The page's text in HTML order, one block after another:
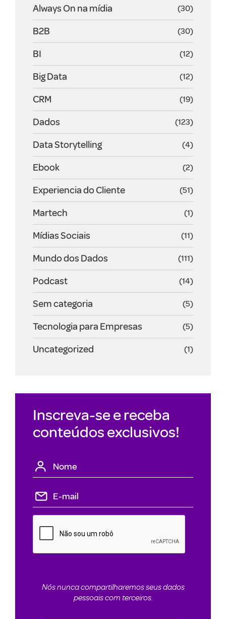
Always On na mídia (30)
B2B (30)
BI (12)
Big Data (12)
CRM (19)
Dados (123)
Data Storytelling (4)
Ebook (2)
Experiencia do Cliente (51)
Martech (1)
Mídias Sociais (11)
Mundo dos Dados (111)
Podcast (14)
Sem categoria (5)
Tecnologia para Empresas (5)
Uncategorized (1)
Inscreva-se e receba
conteúdos exclusivos!
Nós nunca compartilharemos seus dados
pessoais com terceiros.